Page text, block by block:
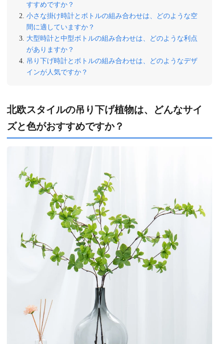
すすめですか？
小さな掛け時計とボトルの組み合わせは、どのような空
間に適していますか？
大型時計と中型ボトルの組み合わせは、どのような利点
がありますか？
吊り下げ時計とボトルの組み合わせは、どのようなデザ
インが人気ですか？
北欧スタイルの吊り下げ植物は、どんなサイ
ズと色がおすすめですか？